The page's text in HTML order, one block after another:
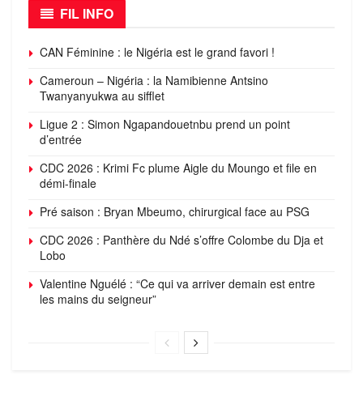
FIL INFO
CAN Féminine : le Nigéria est le grand favori !
Cameroun – Nigéria : la Namibienne Antsino
Twanyanyukwa au sifflet
Ligue 2 : Simon Ngapandouetnbu prend un point
d’entrée
CDC 2026 : Krimi Fc plume Aigle du Moungo et file en
démi-finale
Pré saison : Bryan Mbeumo, chirurgical face au PSG
CDC 2026 : Panthère du Ndé s’offre Colombe du Dja et
Lobo
Valentine Nguélé : “Ce qui va arriver demain est entre
les mains du seigneur”